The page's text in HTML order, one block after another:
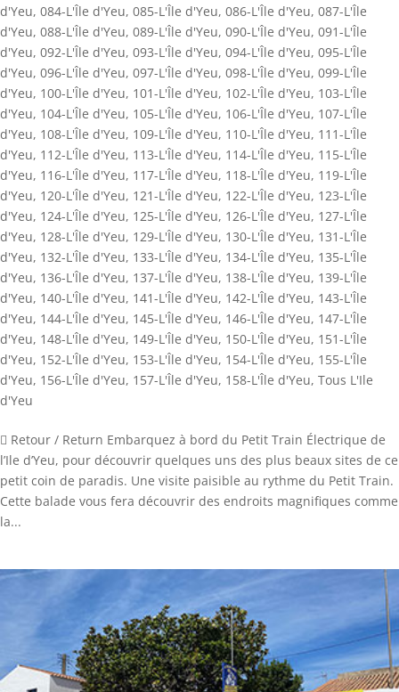
d'Yeu, 084-L'Île d'Yeu, 085-L'Île d'Yeu, 086-L'Île d'Yeu, 087-L'Île
d'Yeu, 088-L'Île d'Yeu, 089-L'Île d'Yeu, 090-L'Île d'Yeu, 091-L'Île
d'Yeu, 092-L'Île d'Yeu, 093-L'Île d'Yeu, 094-L'Île d'Yeu, 095-L'Île
d'Yeu, 096-L'Île d'Yeu, 097-L'Île d'Yeu, 098-L'Île d'Yeu, 099-L'Île
d'Yeu, 100-L'Île d'Yeu, 101-L'Île d'Yeu, 102-L'Île d'Yeu, 103-L'Île
d'Yeu, 104-L'Île d'Yeu, 105-L'Île d'Yeu, 106-L'Île d'Yeu, 107-L'Île
d'Yeu, 108-L'Île d'Yeu, 109-L'Île d'Yeu, 110-L'Île d'Yeu, 111-L'Île
d'Yeu, 112-L'Île d'Yeu, 113-L'Île d'Yeu, 114-L'Île d'Yeu, 115-L'Île
d'Yeu, 116-L'Île d'Yeu, 117-L'Île d'Yeu, 118-L'Île d'Yeu, 119-L'Île
d'Yeu, 120-L'Île d'Yeu, 121-L'Île d'Yeu, 122-L'Île d'Yeu, 123-L'Île
d'Yeu, 124-L'Île d'Yeu, 125-L'Île d'Yeu, 126-L'Île d'Yeu, 127-L'Île
d'Yeu, 128-L'Île d'Yeu, 129-L'Île d'Yeu, 130-L'Île d'Yeu, 131-L'Île
d'Yeu, 132-L'Île d'Yeu, 133-L'Île d'Yeu, 134-L'Île d'Yeu, 135-L'Île
d'Yeu, 136-L'Île d'Yeu, 137-L'Île d'Yeu, 138-L'Île d'Yeu, 139-L'Île
d'Yeu, 140-L'Île d'Yeu, 141-L'Île d'Yeu, 142-L'Île d'Yeu, 143-L'Île
d'Yeu, 144-L'Île d'Yeu, 145-L'Île d'Yeu, 146-L'Île d'Yeu, 147-L'Île
d'Yeu, 148-L'Île d'Yeu, 149-L'Île d'Yeu, 150-L'Île d'Yeu, 151-L'Île
d'Yeu, 152-L'Île d'Yeu, 153-L'Île d'Yeu, 154-L'Île d'Yeu, 155-L'Île
d'Yeu, 156-L'Île d'Yeu, 157-L'Île d'Yeu, 158-L'Île d'Yeu, Tous L'Ile
d'Yeu
 Retour / Return Embarquez à bord du Petit Train Électrique de
l’Ile d’Yeu, pour découvrir quelques uns des plus beaux sites de ce
petit coin de paradis. Une visite paisible au rythme du Petit Train.
Cette balade vous fera découvrir des endroits magnifiques comme
la...